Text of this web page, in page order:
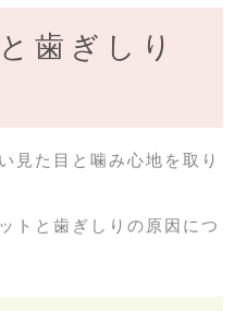
歯ぎしり
見た目と噛み心地を取り
トと歯ぎしりの原因につ